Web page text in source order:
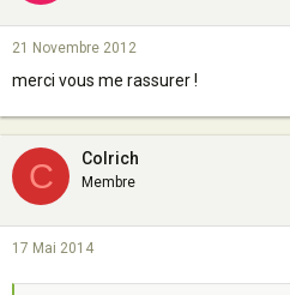
21 Novembre 2012
merci vous me rassurer !
C Colrich
Membre
17 Mai 2014